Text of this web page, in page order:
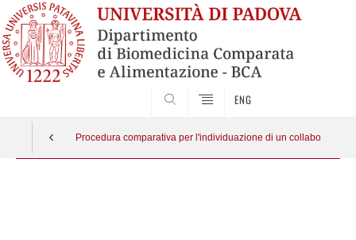
ENG
Procedura comparativa per l'individuazione di un collaboratore